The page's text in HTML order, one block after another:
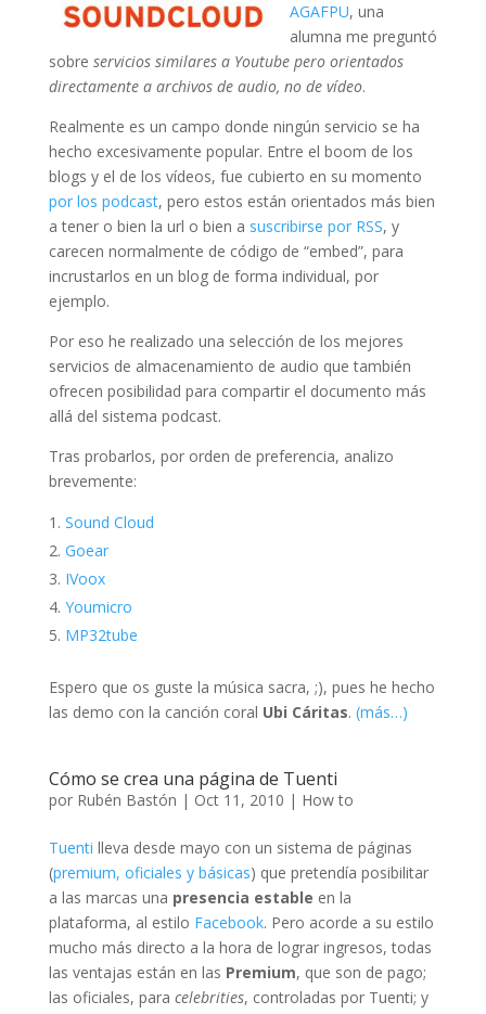
AGAFPU, una
alumna me preguntó
sobre servicios similares a Youtube pero orientados
directamente a archivos de audio, no de vídeo.
Realmente es un campo donde ningún servicio se ha
hecho excesivamente popular. Entre el boom de los
blogs y el de los vídeos, fue cubierto en su momento
por los podcast, pero estos están orientados más bien
a tener o bien la url o bien a suscribirse por RSS, y
carecen normalmente de código de “embed”, para
incrustarlos en un blog de forma individual, por
ejemplo.
Por eso he realizado una selección de los mejores
servicios de almacenamiento de audio que también
ofrecen posibilidad para compartir el documento más
allá del sistema podcast.
Tras probarlos, por orden de preferencia, analizo
brevemente:
Sound Cloud
Goear
IVoox
Youmicro
MP32tube
Espero que os guste la música sacra, ;), pues he hecho
las demo con la canción coral Ubi Cáritas. (más…)
Cómo se crea una página de Tuenti
por Rubén Bastón | Oct 11, 2010 | How to
Tuenti lleva desde mayo con un sistema de páginas
(premium, oficiales y básicas) que pretendía posibilitar
a las marcas una presencia estable en la
plataforma, al estilo Facebook. Pero acorde a su estilo
mucho más directo a la hora de lograr ingresos, todas
las ventajas están en las Premium, que son de pago;
las oficiales, para celebrities, controladas por Tuenti; y